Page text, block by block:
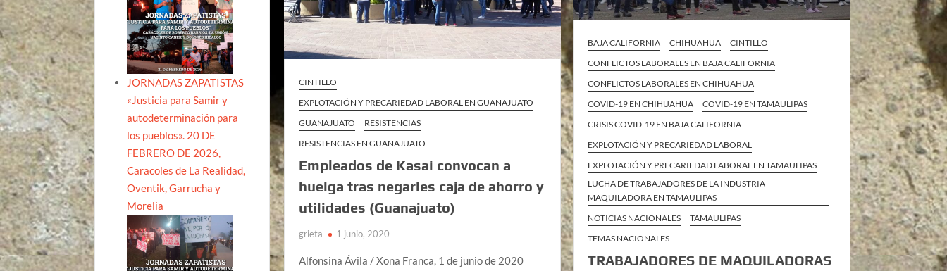
CINTILLO
EXPLOTACIÓN Y PRECARIEDAD LABORAL EN GUANAJUATO
GUANAJUATO
RESISTENCIAS
RESISTENCIAS EN GUANAJUATO
Empleados de Kasai convocan a
huelga tras negarles caja de ahorro y
utilidades (Guanajuato)
grieta 1 junio, 2020
Alfonsina Ávila / Xona Franca, 1 de junio de 2020
BAJA CALIFORNIA CHIHUAHUA
CINTILLO
CONFLICTOS LABORALES EN BAJA CALIFORNIA
CONFLICTOS LABORALES EN CHIHUAHUA
COVID-19 EN CHIHUAHUA
COVID-19 EN TAMAULIPAS
CRISIS COVID-19 EN BAJA CALIFORNIA
EXPLOTACIÓN Y PRECARIEDAD LABORAL
EXPLOTACIÓN Y PRECARIEDAD LABORAL EN TAMAULIPAS
LUCHA DE TRABAJADORES DE LA INDUSTRIA
MAQUILADORA EN TAMAULIPAS
NOTICIAS NACIONALES
TAMAULIPAS
TEMAS NACIONALES
TRABAJADORES DE MAQUILADORAS
JORNADAS ZAPATISTAS
«Justicia para Samir y
autodeterminación para
los pueblos». 20 DE
FEBRERO DE 2026,
Caracoles de La Realidad,
Oventik, Garrucha y
Morelia